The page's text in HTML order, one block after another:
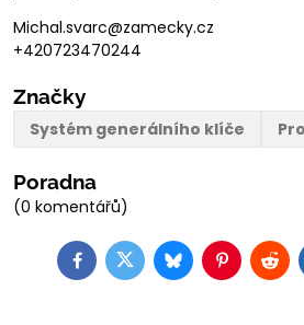
Michal.svarc@zamecky.cz
+420723470244
Značky
Systém generálního klíče
Poradna
(0 komentářů)
FacebookTwitterBlueskyPinterest